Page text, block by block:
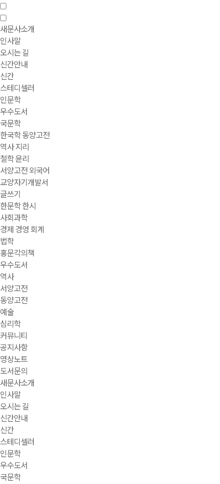
새문사소개
인사말
오시는 길
신간안내
신간
스테디셀러
인문학
우수도서
국문학
한국학 동양고전
역사 지리
철학 윤리
서양고전 외국어
교양자기개발서
글쓰기
한문학 한시
사회과학
경제 경영 회계
법학
홍문각의책
우수도서
역사
서양고전
동양고전
예술
심리학
커뮤니티
공지사항
영상노트
도서문의
새문사소개
인사말
오시는 길
신간안내
신간
스테디셀러
인문학
우수도서
국문학